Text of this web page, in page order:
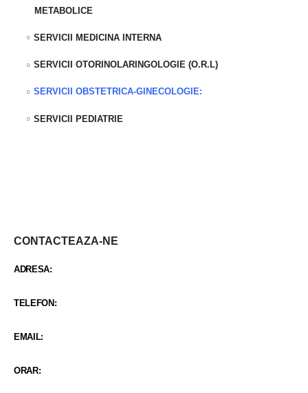
METABOLICE
SERVICII MEDICINA INTERNA
SERVICII OTORINOLARINGOLOGIE (O.R.L)
SERVICII OBSTETRICA-GINECOLOGIE:
SERVICII PEDIATRIE
CONTACTEAZA-NE
ADRESA:
TELEFON:
EMAIL:
ORAR: